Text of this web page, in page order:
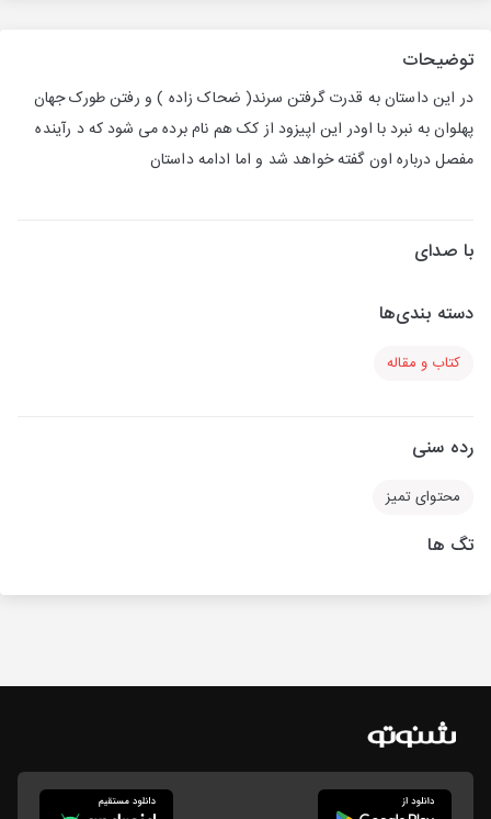
توضیحات
در این داستان به قدرت گرفتن سرند( ضحاک زاده ) و رفتن طورک جهان
پهلوان به نبرد با اودر این اپیزود از کک هم نام برده می شود که د رآینده
مفصل درباره اون گفته خواهد شد و اما ادامه داستان
با صدای
دسته بندی‌ها
کتاب و مقاله
رده سنی
محتوای تمیز
تگ ها